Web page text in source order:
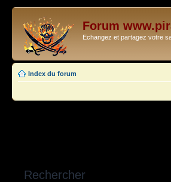
Forum
Echangez et partagez votre
Index du forum
Rechercher